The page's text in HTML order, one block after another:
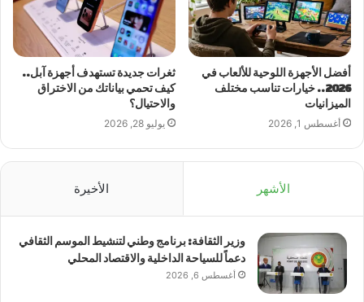
أفضل الأجهزة اللوحية للألعاب في
2026.. خيارات تناسب مختلف
الميزانيات
أغسطس 1, 2026
ثغرات جديدة تستهدف أجهزة آبل..
كيف تحمي بياناتك من الاختراق
والاحتيال؟
يوليو 28, 2026
الأشهر الأخيرة
وزير الثقافة: برنامج وطني لتنشيط الموسم الثقافي
دعماً للسياحة الداخلية والاقتصاد المحلي
أغسطس 6, 2026